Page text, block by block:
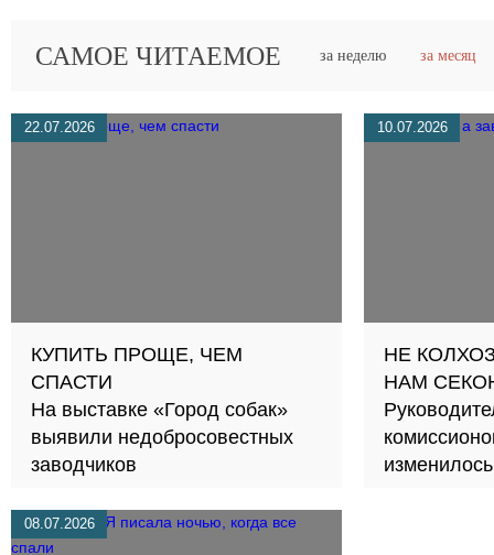
САМОЕ ЧИТАЕМОЕ за неделю за месяц
22.07.2026
КУПИТЬ ПРОЩЕ, ЧЕМ
СПАСТИ
На выставке «Город собак»
выявили недобросовестных
заводчиков
10.07.2026
НЕ
НАМ
08.07.2026